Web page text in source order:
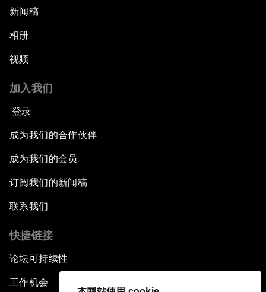
新闻稿
相册
视频
加入我们
登录
成为我们的合作伙伴
成为我们的会员
订阅我们的新闻稿
联系我们
快捷链接
论坛可持续性
工作机会